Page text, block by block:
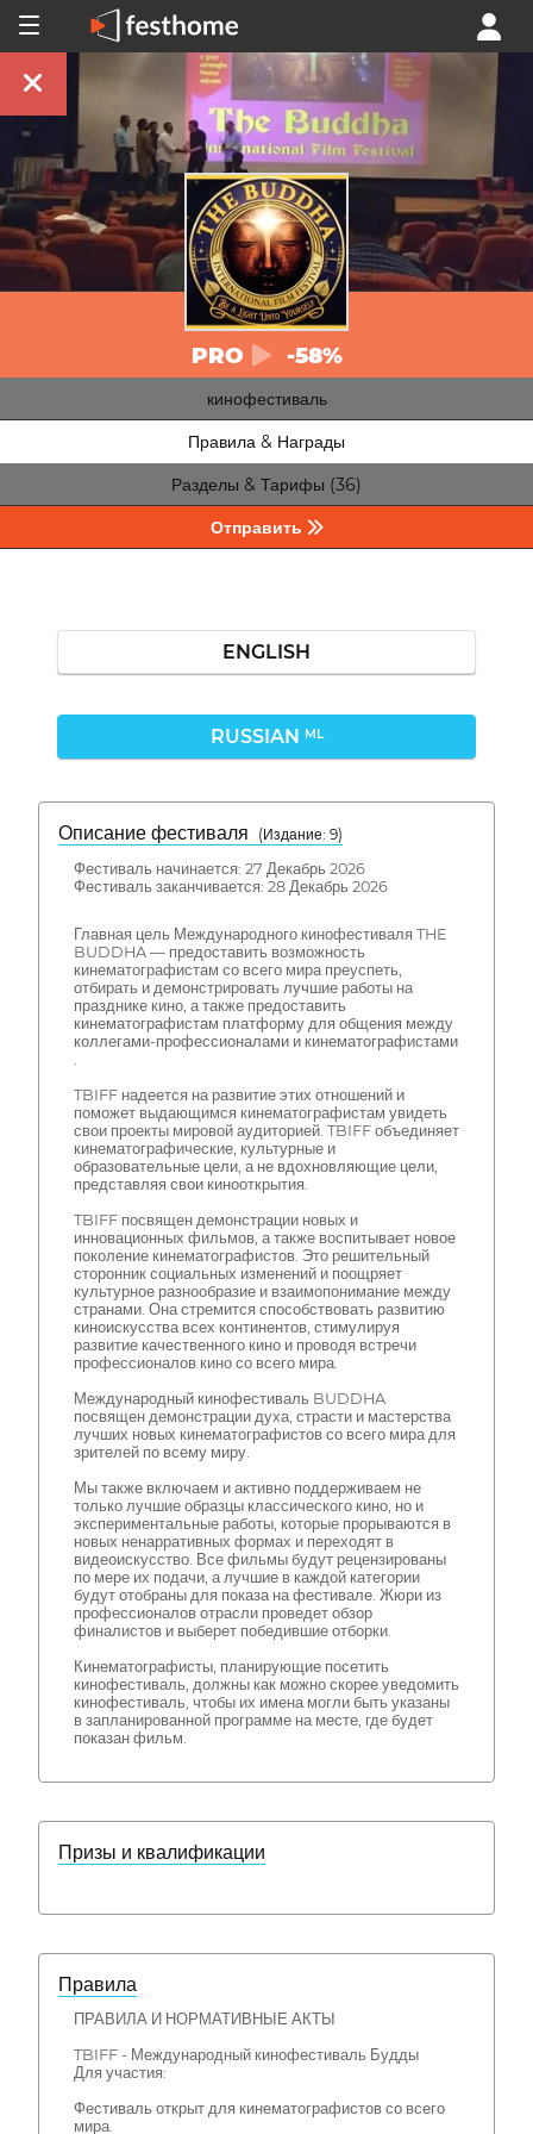
PRO -58%
кинофестиваль
Правила & Награды
Разделы & Тарифы (36)
Отправить
ENGLISH
RUSSIAN ML
Описание фестиваля
( Издание: 9)
Фестиваль начинается: 27 Декабрь 2026
Фестиваль заканчивается: 28 Декабрь 2026
Главная цель Международного кинофестиваля THE
BUDDHA — предоставить возможность
кинематографистам со всего мира преуспеть,
отбирать и демонстрировать лучшие работы на
празднике кино, а также предоставить
кинематографистам платформу для общения между
коллегами-профессионалами и кинематографистами
.
TBIFF надеется на развитие этих отношений и
поможет выдающимся кинематографистам увидеть
свои проекты мировой аудиторией. TBIFF объединяет
кинематографические, культурные и
образовательные цели, а не вдохновляющие цели,
представляя свои кинооткрытия.
TBIFF посвящен демонстрации новых и
инновационных фильмов, а также воспитывает новое
поколение кинематографистов. Это решительный
сторонник социальных изменений и поощряет
культурное разнообразие и взаимопонимание между
странами. Она стремится способствовать развитию
киноискусства всех континентов, стимулируя
развитие качественного кино и проводя встречи
профессионалов кино со всего мира.
Международный кинофестиваль BUDDHA
посвящен демонстрации духа, страсти и мастерства
лучших новых кинематографистов со всего мира для
зрителей по всему миру.
Мы также включаем и активно поддерживаем не
только лучшие образцы классического кино, но и
экспериментальные работы, которые прорываются в
новых ненарративных формах и переходят в
видеоискусство. Все фильмы будут рецензированы
по мере их подачи, а лучшие в каждой категории
будут отобраны для показа на фестивале. Жюри из
профессионалов отрасли проведет обзор
финалистов и выберет победившие отборки.
Кинематографисты, планирующие посетить
кинофестиваль, должны как можно скорее уведомить
кинофестиваль, чтобы их имена могли быть указаны
в запланированной программе на месте, где будет
показан фильм.
Призы и квалификации
Правила
ПРАВИЛА И НОРМАТИВНЫЕ АКТЫ
TBIFF - Международный кинофестиваль Будды
Для участия:
Фестиваль открыт для кинематографистов со всего
мира.